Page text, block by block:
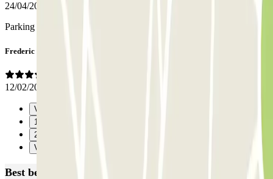
24/04/2026
Parking sécurisé et réservation conseillée car pratique et moins cher.
Frederic
12/02/2026
Vorige
1
2
Verzenden
Best beoordeelde parkeergarages in Barcelona